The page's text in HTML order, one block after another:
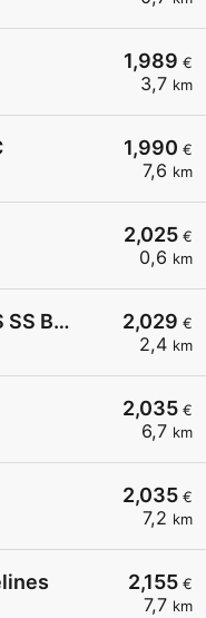
1,989 €
3,7 km
1,990 €
7,6 km
2,025 €
0,6 km
2,029 €
2,4 km
ESSO EXPRESS LES CLAYES SS BOIS LA VIGNERAIE
2,035 €
6,7 km
2,035 €
7,2 km
2,155 €
7,7 km